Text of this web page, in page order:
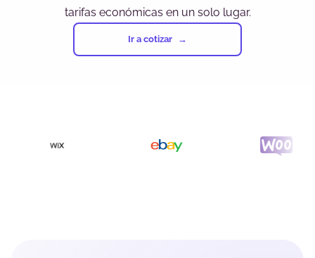
tarifas económicas en un solo lugar.
Ir a cotizar